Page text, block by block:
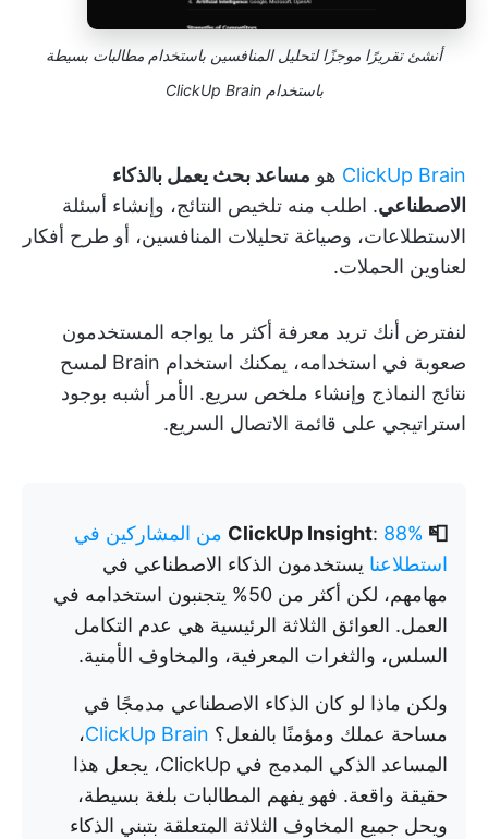
أنشئ تقريرًا موجزًا لتحليل المنافسين باستخدام مطالبات بسيطة
باستخدام ClickUp Brain
ClickUp Brain هو مساعد بحث يعمل بالذكاء
الاصطناعي. اطلب منه تلخيص النتائج، وإنشاء أسئلة
الاستطلاعات، وصياغة تحليلات المنافسين، أو طرح أفكار
لعناوين الحملات.
لنفترض أنك تريد معرفة أكثر ما يواجه المستخدمون
صعوبة في استخدامه، يمكنك استخدام Brain لمسح
نتائج النماذج وإنشاء ملخص سريع. الأمر أشبه بوجود
استراتيجي على قائمة الاتصال السريع.
📮 ClickUp Insight
:
88% من المشاركين في
استطلاعنا يستخدمون الذكاء الاصطناعي في
مهامهم، لكن أكثر من 50% يتجنبون استخدامه في
العمل. العوائق الثلاثة الرئيسية هي عدم التكامل
السلس، والثغرات المعرفية، والمخاوف الأمنية.
ولكن ماذا لو كان الذكاء الاصطناعي مدمجًا في
مساحة عملك ومؤمنًا بالفعل؟ ClickUp Brain،
المساعد الذكي المدمج في ClickUp، يجعل هذا
حقيقة واقعة. فهو يفهم المطالبات بلغة بسيطة،
ويحل جميع المخاوف الثلاثة المتعلقة بتبني الذكاء